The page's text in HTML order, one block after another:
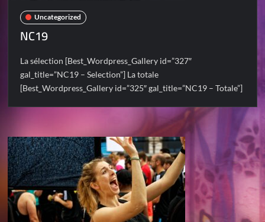
Uncategorized
NC19
La sélection [Best_Wordpress_Gallery id=”327″
gal_title=”NC19 – Selection”] La totale
[Best_Wordpress_Gallery id=”325″ gal_title=”NC19 – Totale”]